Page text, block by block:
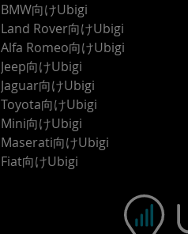
BMW向けUbigi
Land Rover向けUbigi
Alfa Romeo向けUbigi
Jeep向けUbigi
Jaguar向けUbigi
Toyota向けUbigi
Mini向けUbigi
Maserati向けUbigi
Fiat向けUbigi